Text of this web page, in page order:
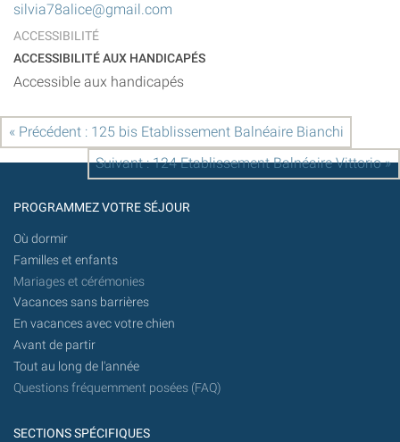
silvia78alice@gmail.com
ACCESSIBILITÉ
ACCESSIBILITÉ AUX HANDICAPÉS
Accessible aux handicapés
« Précédent : 125 bis Etablissement Balnéaire Bianchi
Suivant : 124 Etablissement Balnéaire Vittorio »
PROGRAMMEZ VOTRE SÉJOUR
Où dormir
Familles et enfants
Mariages et cérémonies
Vacances sans barrières
En vacances avec votre chien
Avant de partir
Tout au long de l'année
Questions fréquemment posées (FAQ)
SECTIONS SPÉCIFIQUES